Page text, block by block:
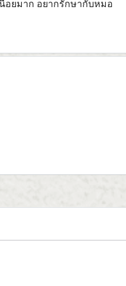
อยมาก อยากรักษากับหมอ